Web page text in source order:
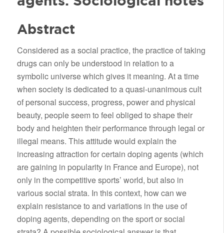
Abstract
Considered as a social practice, the practice of taking
drugs can only be understood in relation to a
symbolic universe which gives it meaning. At a time
when society is dedicated to a quasi-unanimous cult
of personal success, progress, power and physical
beauty, people seem to feel obliged to shape their
body and heighten their performance through legal or
illegal means. This attitude would explain the
increasing attraction for certain doping agents (which
are gaining in popularity in France and Europe), not
only in the competitive sports’ world, but also in
various social strata. In this context, how can we
explain resistance to and variations in the use of
doping agents, depending on the sport or social